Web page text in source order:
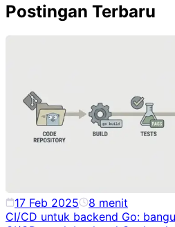
Postingan Terbaru
17 Feb 2025 8 menit
CI/CD untuk backend Go: